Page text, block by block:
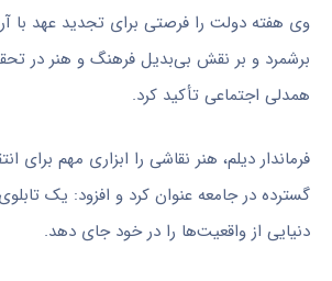
وی هفته دولت را فرصتی برای تجدید عهد با
برشمرد و بر نقش بی‌بدیل فرهنگ و هنر در
همدلی اجتماعی تأکید کرد.
فرماندار دیلم، هنر نقاشی را ابزاری مهم برای
گسترده در جامعه عنوان کرد و افزود: یک
دنیایی از واقعیت‌ها را در خود جای دهد.